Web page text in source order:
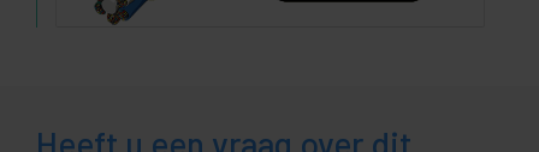
Heeft u een vraag over dit